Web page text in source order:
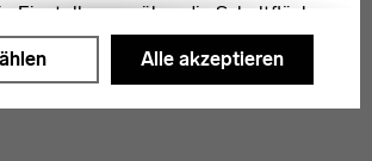
Einstellungen über die Schaltfläche
Alle akzeptieren